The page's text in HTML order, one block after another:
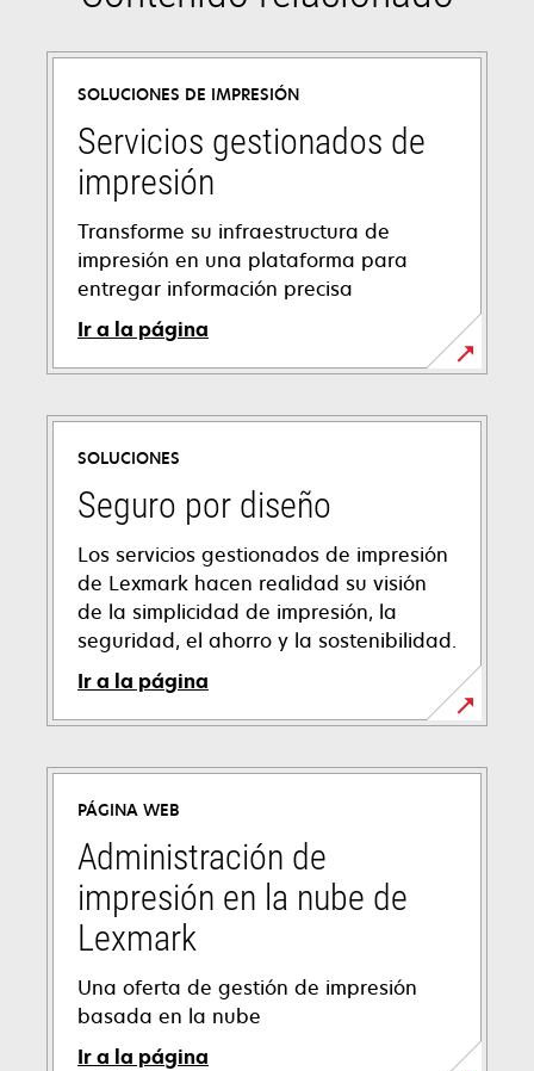
SOLUCIONES DE IMPRESIÓN
Servicios gestionados de
impresión
Transforme su infraestructura de
impresión en una plataforma para
entregar información precisa
Ir a la página
SOLUCIONES
Seguro por diseño
Los servicios gestionados de impresión
de Lexmark hacen realidad su visión
de la simplicidad de impresión, la
seguridad, el ahorro y la sostenibilidad.
Ir a la página
PÁGINA WEB
Administración de
impresión en la nube de
Lexmark
Una oferta de gestión de impresión
basada en la nube
Ir a la página